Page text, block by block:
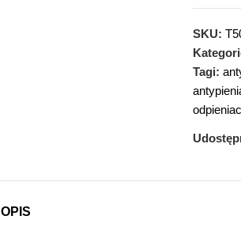
SKU:
Tagi:
OPIS